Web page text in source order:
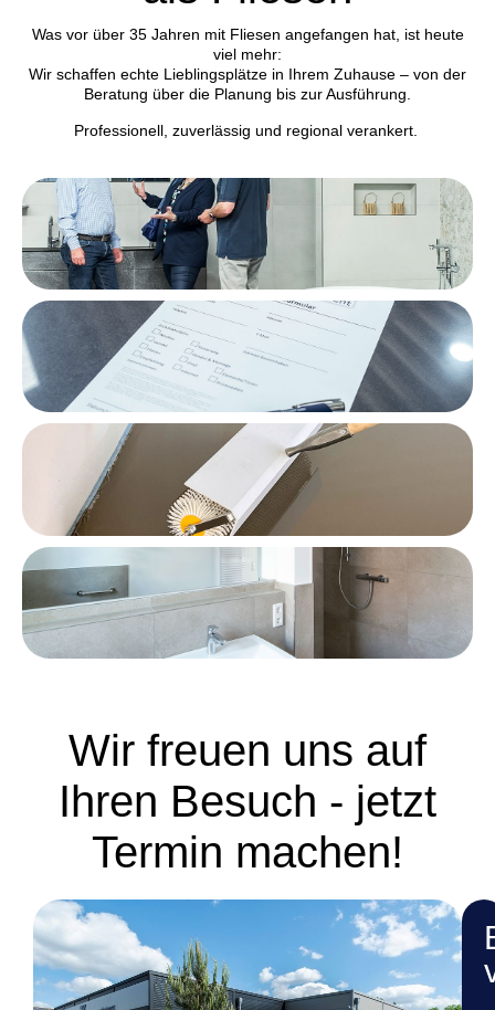
Was vor über 35 Jahren mit Fliesen angefangen hat, ist heute
viel mehr:
Wir schaffen echte Lieblingsplätze in Ihrem Zuhause – von der
Beratung über die Planung bis zur Ausführung.
Professionell, zuverlässig und regional verankert.
Wir freuen uns auf
Ihren Besuch - jetzt
Termin machen!